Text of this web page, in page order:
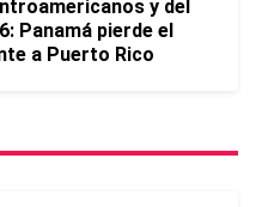
y del
Panamá pierde el
a Puerto Rico